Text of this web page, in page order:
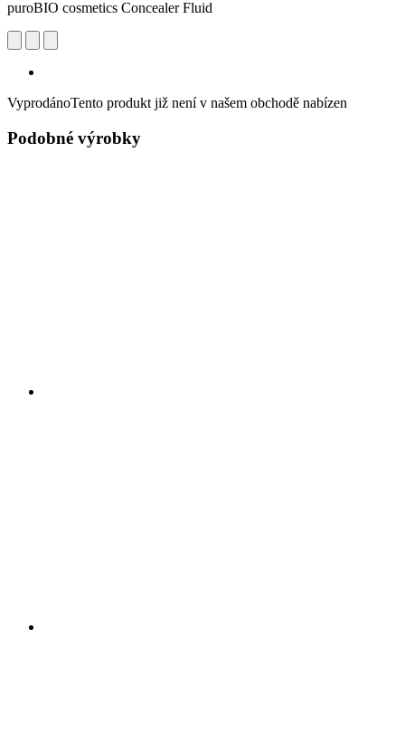
puroBIO cosmetics Concealer Fluid
VyprodánoTento produkt již není v našem obchodě nabízen
Podobné výrobky